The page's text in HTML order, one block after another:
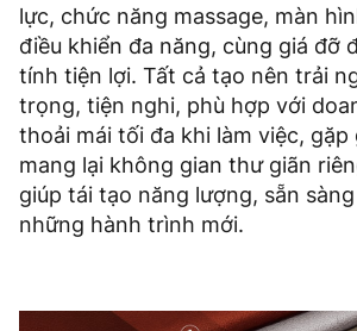
lực, chức năng massage, màn
điều khiển đa năng, cùng giá đỡ
tính tiện lợi. Tất cả tạo nên trải
trọng, tiện nghi, phù hợp với
thoải mái tối đa khi làm việc, gặp
mang lại không gian thư giãn
giúp tái tạo năng lượng, sẵn
những hành trình mới.